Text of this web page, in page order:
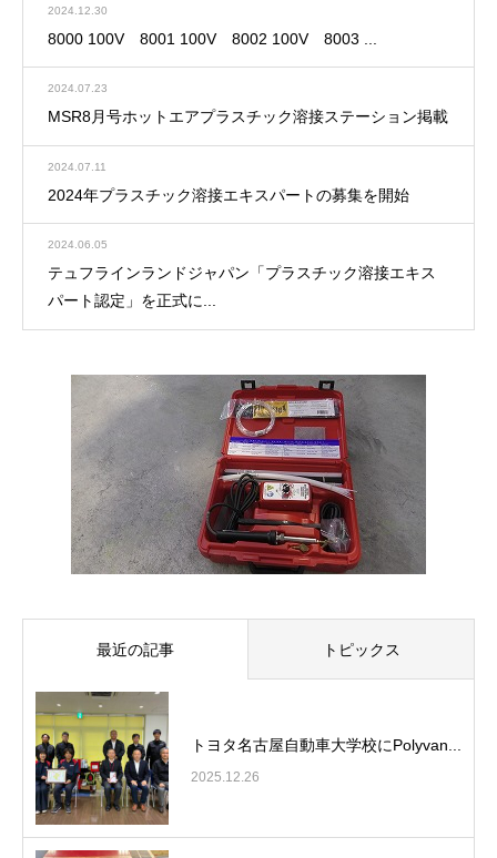
2024.12.30
8000 100V 8001 100V 8002 100V 8003 ...
2024.07.23
MSR8月号ホットエアプラスチック溶接ステーション掲載
2024.07.11
2024年プラスチック溶接エキスパートの募集を開始
2024.06.05
テュフラインランドジャパン「プラスチック溶接エキス
パート認定」を正式に...
最近の記事 トピックス
トヨタ名古屋自動車大学校にPolyvan...
2025.12.26